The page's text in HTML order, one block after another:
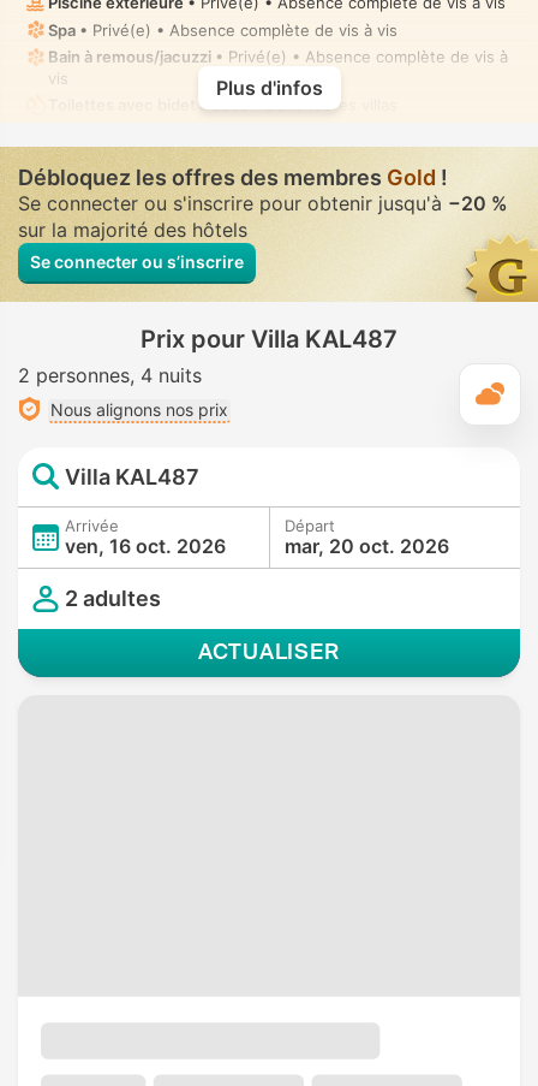
Spa • Privé(e) • Absence complète de vis à vis
Bain à remous/jacuzzi • Privé(e) • Absence complète de vis à
vis
Toilettes avec bidet à buse
• Dans toutes villas
Plus d'infos
Débloquez les offres des membres Gold !
Se connecter ou s'inscrire pour obtenir jusqu'à −20 %
sur la majorité des hôtels
Se connecter ou s’inscrire
Prix pour Villa KAL487
2 personnes 4 nuits
Nous alignons nos prix
Villa KAL487
Arrivée
ven, 16 oct. 2026
Départ
mar, 20 oct. 2026
2 adultes
ACTUALISER